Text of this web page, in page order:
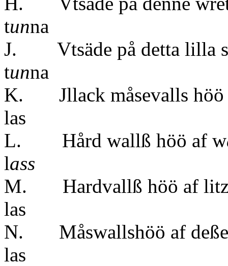
tunna
J. Vtsäde på
tunna
K. Jllack måsevalls höö
las
L. Hård wallß höö af w
lass
M. Hardvallß
las
N. Måswallshöö af
las